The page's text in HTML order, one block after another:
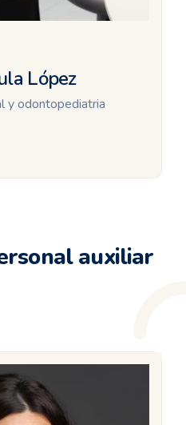
López
y odontopediatria
auxiliar